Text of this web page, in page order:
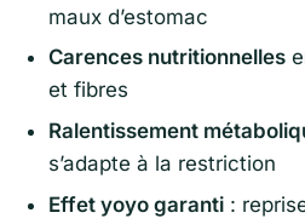
maux d’estomac
Carences nutritionnelles
et fibres
Ralentissement
s’adapte à la restriction
Effet yoyo garanti :